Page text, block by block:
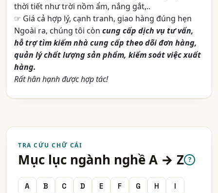
thời tiết như trời nồm ẩm, nắng gắt,..
☞ Giá cả hợp lý, cạnh tranh, giao hàng đúng hẹn
Ngoài ra, chúng tôi còn cung cấp dịch vụ tư vấn,
hỗ trợ tìm kiếm nhà cung cấp theo dõi đơn hàng,
quản lý chất lượng sản phẩm, kiểm soát việc xuất
hàng.
Rất hân hạnh được hợp tác!
TRA CỨU CHỮ CÁI
Mục lục ngành nghề A → Z ?
A B C D E F G H
I